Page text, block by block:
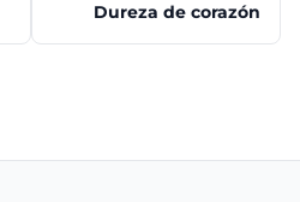
Dureza de corazón